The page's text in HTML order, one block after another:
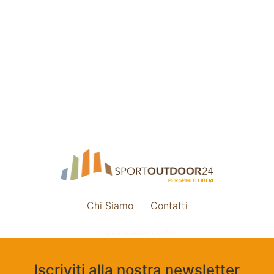
Chi Siamo Contatti
Iscriviti alla nostra newsletter